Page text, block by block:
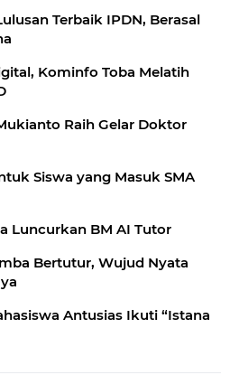
Terbaik IPDN, Berasal
Kominfo Toba Melatih
Raih Gelar Doktor
Siswa yang Masuk SMA
Luncurkan BM AI Tutor
Bertutur, Wujud Nyata
Antusias Ikuti “Istana